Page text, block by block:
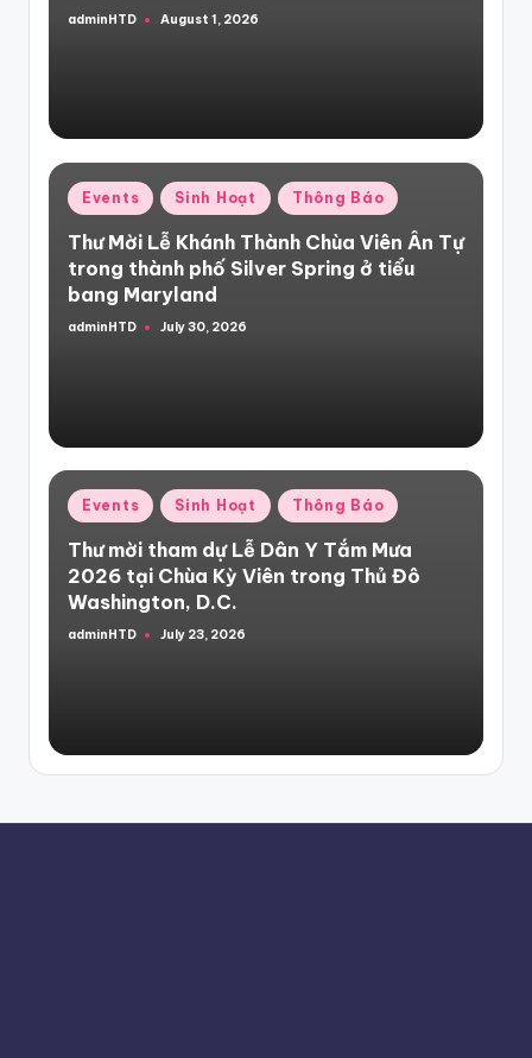
Posted
adminHTD August 1, 2026
Posted
in
Events Sinh Hoạt Thông Báo
Thư Mời Lễ Khánh Thành Chùa Viên Ân Tự
trong thành phố Silver Spring ở tiểu
bang Maryland
Posted
adminHTD July 30, 2026
Posted
in
Events Sinh Hoạt Thông Báo
Thư mời tham dự Lễ Dân Y Tắm Mưa
2026 tại Chùa Kỳ Viên trong Thủ Đô
Washington, D.C.
Posted
adminHTD July 23, 2026